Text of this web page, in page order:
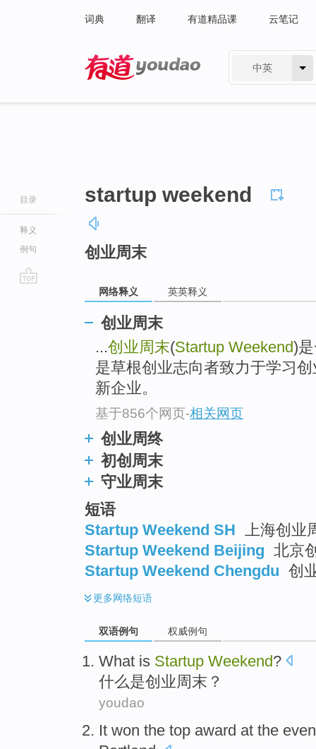
词典 翻译 有道精品课 云笔记
中英
目录
释义
例句
startup weekend
创业周末
网络释义 英英释义
创业周末
...创业周末(Startup Weekend)
是草根创业志向者致力于学习
新企业。
基于856个网页-相关网页
创业周终
初创周末
守业周末
短语
Startup Weekend SH
上海创业
Startup Weekend Beijing 北京
Startup Weekend Chengdu 创
更多网络短语
双语例句 权威例句
What is Startup Weekend?
什么是创业周末 ？
youdao
It won the top award at the